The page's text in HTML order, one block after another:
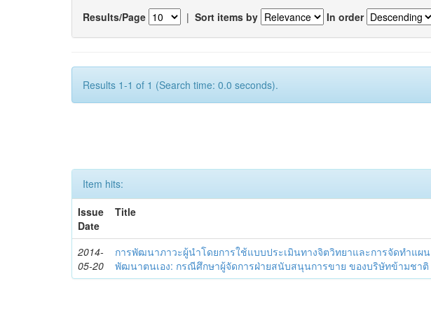
Results/Page | Sort items by In order
Results 1-1 of 1 (Search time: 0.0 seconds).
Item hits:
Issue
Date
Title
2014-
05-20
การพัฒนาภาวะผู้นำโดยการใช้แบบประเมินทางจิตวิทยาและการจัดทำแผน
พัฒนาตนเอง: กรณีศึกษาผู้จัดการฝ่ายสนับสนุนการขาย ของบริษัทข้ามชาติ